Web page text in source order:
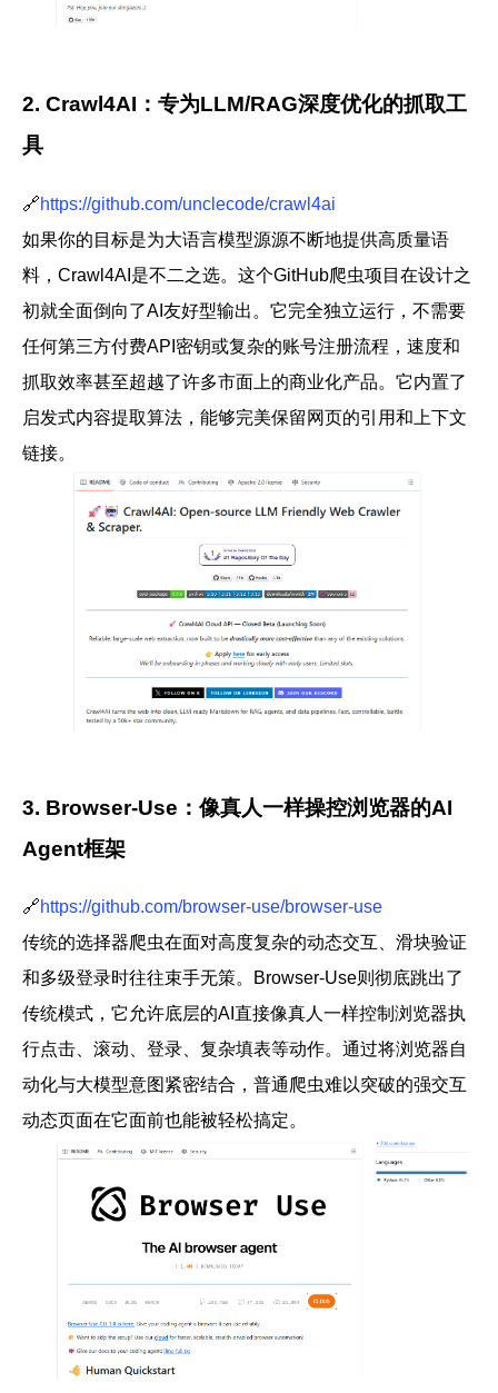
2. Crawl4AI：专为LLM/RAG深度优化的抓取工
具
🔗https://github.com/unclecode/crawl4ai
如果你的目标是为大语言模型源源不断地提供高质量语
料， Crawl4AI 是不二之选。这个GitHub爬虫项目 在设计之
初就全面倒向了AI友好型输出。它完全独立运行，不需要
任何第三方付费API 密钥或复杂的账号注册流程，速度和
抓取效率甚至超越了许多市面上的商业化产品。它内置了
启发式内容提取算法，能够完美保留网页的引用和上下文
链接。
3. Browser-Use：像真人一样操控浏览器的AI
Agent框架
🔗https://github.com/browser-use/browser-use
传统的选择器爬虫在面对高度复杂的动态交互、滑块验证
和多级登录时往往束手无策。
Browser-Use则彻底跳出了
传统模式，它允许底层的AI直接像真人一样控制浏览器执
行点击、滚动、登录、复杂填表等动作。通过将浏览器自
动化与大模型意图紧密结合，普通爬虫难以突破的强交互
动态页面在它面前也能被轻松搞定。